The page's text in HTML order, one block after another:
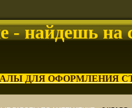
найдешь на
ДЛЯ ОФОРМЛЕНИЯ